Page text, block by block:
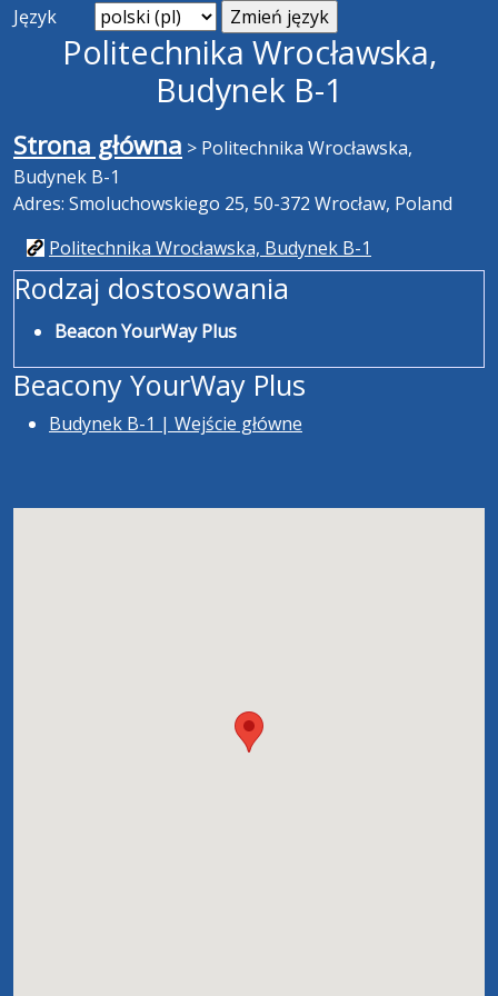
Język
Politechnika Wrocławska,
Budynek B-1
Strona główna > Politechnika Wrocławska,
Budynek B-1
Adres: Smoluchowskiego 25, 50-372 Wrocław, Poland
Politechnika Wrocławska, Budynek B-1
Rodzaj dostosowania
Beacon YourWay Plus
Beacony YourWay Plus
Budynek B-1 | Wejście główne